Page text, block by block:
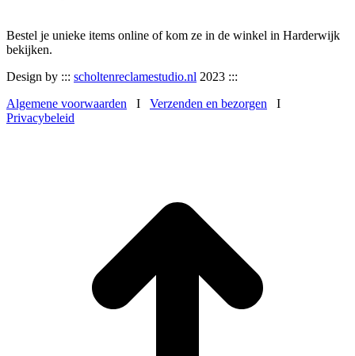
Bestel je unieke items online of kom ze in de winkel in Harderwijk
bekijken.
Design by ::: scholtenreclamestudio.nl 2023 :::
Algemene voorwaarden I Verzenden en bezorgen I
Privacybeleid